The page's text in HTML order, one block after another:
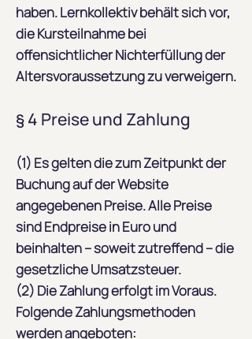
haben. Lernkollektiv behält sich vor,
die Kursteilnahme bei
offensichtlicher Nichterfüllung der
Altersvoraussetzung zu verweigern.
§ 4 Preise und Zahlung
(1) Es gelten die zum Zeitpunkt der
Buchung auf der Website
angegebenen Preise. Alle Preise
sind Endpreise in Euro und
beinhalten – soweit zutreffend – die
gesetzliche Umsatzsteuer.
(2) Die Zahlung erfolgt im Voraus.
Folgende Zahlungsmethoden
werden angeboten: